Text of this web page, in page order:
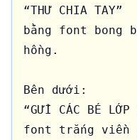
“THƯ CHIA TAY”
bằng font bong
hồng.
Bên dưới:
“GỬI CÁC BÉ
font trắng viền